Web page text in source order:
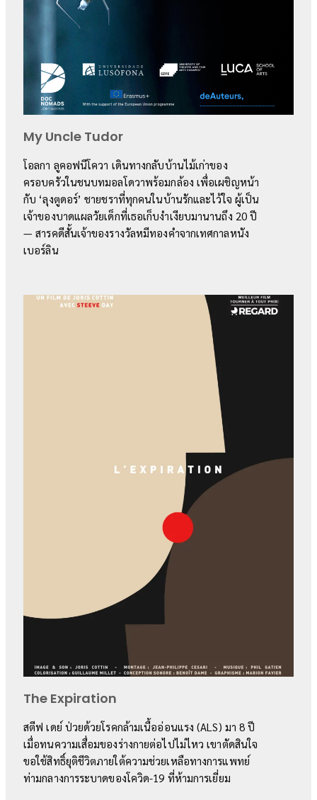
My Uncle Tudor
โอลกา ลูคอฟนีโควา เดินทางกลับบ้านไม้เก่าของ
ครอบครัวในชนบทมอลโดวาพร้อมกล้อง เพื่อเผชิญหน้า
กับ ‘ลุงตูดอร์’ ชายชราที่ทุกคนในบ้านรักและไว้ใจ ผู้เป็น
เจ้าของบาดแผลวัยเด็กที่เธอเก็บงำเงียบมานานถึง 20 ปี
— สารคดีสั้นเจ้าของรางวัลหมีทองคำจากเทศกาลหนัง
เบอร์ลิน
The Expiration
สตีฟ เดย์ ป่วยด้วยโรคกล้ามเนื้ออ่อนแรง (ALS) มา 8 ปี
เมื่อทนความเสื่อมของร่างกายต่อไปไม่ไหว เขาตัดสินใจ
ขอใช้สิทธิ์ยุติชีวิตภายใต้ความช่วยเหลือทางการแพทย์
ท่ามกลางการระบาดของโควิด-19 ที่ห้ามการเยี่ยม